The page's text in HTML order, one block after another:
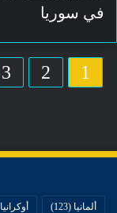
في سوريا
1
2
3
ألمانيا (123) أوكرانيا